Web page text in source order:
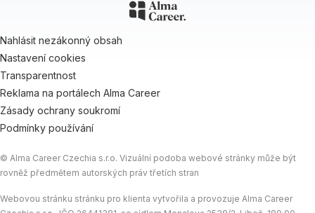
Nahlásit nezákonný obsah
Nastavení cookies
Transparentnost
Reklama na portálech Alma Career
Zásady ochrany soukromí
Podmínky používání
© Alma Career Czechia s.r.o. Vizuální podoba webové stránky může být
rovněž předmětem autorských práv třetích stran
Webovou stránku stránku pro klienta vytvořila a provozuje Alma Career